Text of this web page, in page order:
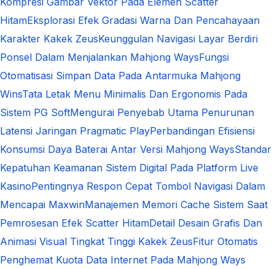
HitamEksplorasi Efek Gradasi Warna Dan Pencahayaan
Karakter Kakek ZeusKeunggulan Navigasi Layar Berdiri
Ponsel Dalam Menjalankan Mahjong WaysFungsi
Otomatisasi Simpan Data Pada Antarmuka Mahjong
WinsTata Letak Menu Minimalis Dan Ergonomis Pada
Sistem PG SoftMengurai Penyebab Utama Penurunan
Latensi Jaringan Pragmatic PlayPerbandingan Efisiensi
Konsumsi Daya Baterai Antar Versi Mahjong WaysStandar
Kepatuhan Keamanan Sistem Digital Pada Platform Live
KasinoPentingnya Respon Cepat Tombol Navigasi Dalam
Mencapai MaxwinManajemen Memori Cache Sistem Saat
Pemrosesan Efek Scatter HitamDetail Desain Grafis Dan
Animasi Visual Tingkat Tinggi Kakek ZeusFitur Otomatis
Penghemat Kuota Data Internet Pada Mahjong Ways